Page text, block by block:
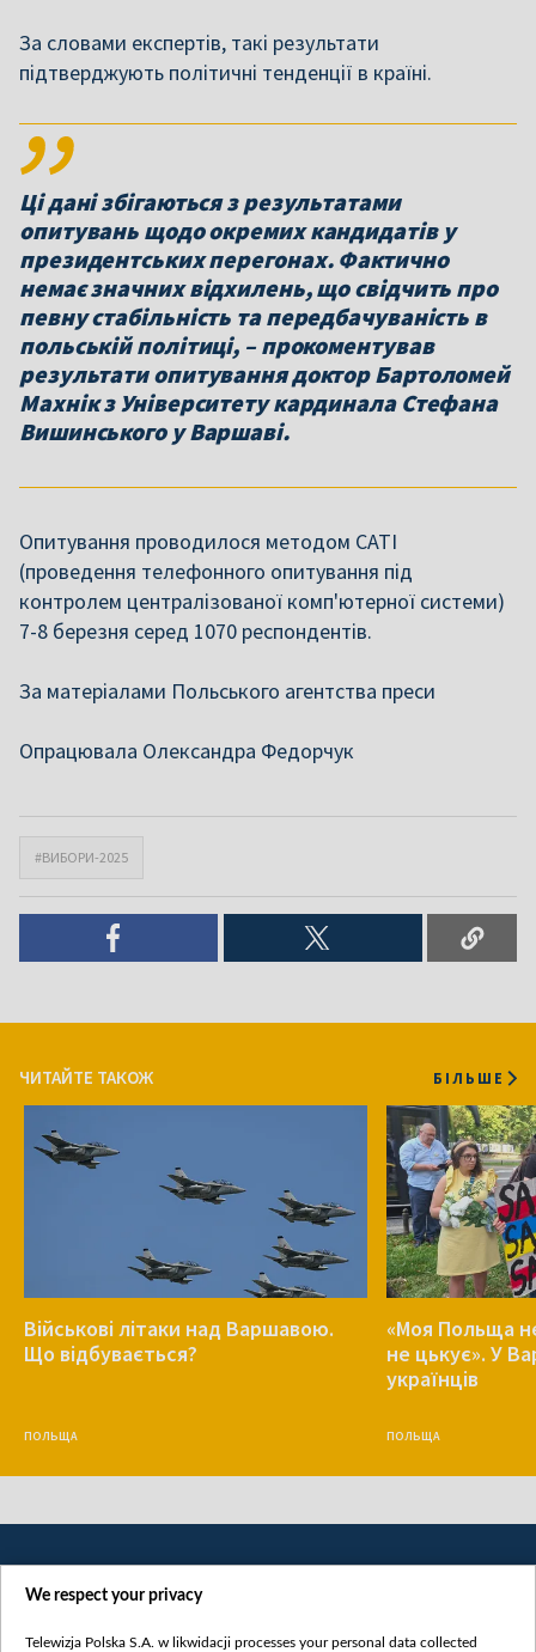
За словами експертів, такі результати
підтверджують політичні тенденції в країні.
Ці дані збігаються з результатами
опитувань щодо окремих кандидатів у
президентських перегонах. Фактично
немає значних відхилень, що свідчить про
певну стабільність та передбачуваність в
польській політиці, – прокоментував
результати опитування доктор Бартоломей
Махнік з Університету кардинала Стефана
Вишинського у Варшаві.
Опитування проводилося методом CATI
(проведення телефонного опитування під
контролем централізованої комп'ютерної системи)
7-8 березня серед 1070 респондентів.
За матеріалами Польського агентства преси
Опрацювала Олександра Федорчук
#ВИБОРИ-2025
ЧИТАЙТЕ ТАКОЖ БІЛЬШЕ
Військові літаки над Варшавою.
Що відбувається?
ПОЛЬЩА
«Моя Польща
не цькує». У
українців
ПОЛЬЩА
We respect your privacy
Telewizja Polska S.A. w likwidacji processes your personal data collected